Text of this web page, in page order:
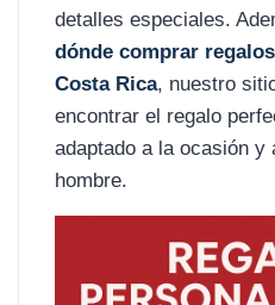
detalles especiales.
dónde comprar
Costa Rica, nuestro
encontrar el regalo
adaptado a la ocasión y
hombre.